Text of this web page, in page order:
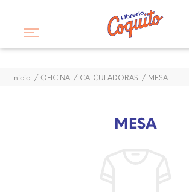
Inicio OFICINA CALCULADORAS MESA
MESA